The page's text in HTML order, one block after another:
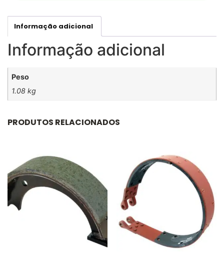
Informação adicional
Informação adicional
Peso
1.08 kg
PRODUTOS RELACIONADOS